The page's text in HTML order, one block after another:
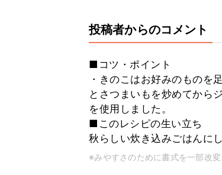
投稿者からのコメント
■コツ・ポイント
・きのこはお好みのものを
とさつまいもを炒めてから
を使用しました。
■このレシピの生い立ち
秋らしい炊き込みごはんに
※みやすさのために書式を一部改変